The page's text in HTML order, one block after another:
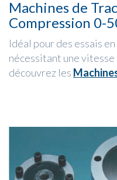
Machines de
Compression 0-
Idéal pour des essais
nécessitant une
découvrez les